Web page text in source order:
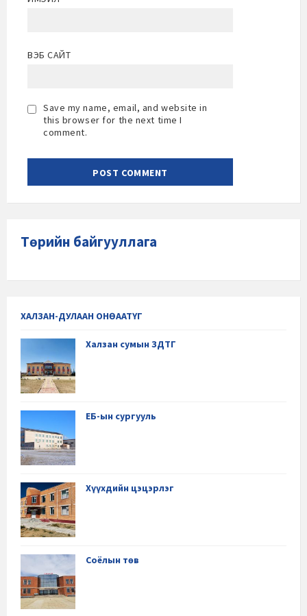
ВЭБ САЙТ
Save my name, email, and website in
this browser for the next time I
comment.
Төрийн байгууллага
ХАЛЗАН-ДУЛААН ОНӨААТҮГ
Халзан сумын ЗДТГ
ЕБ-ын сургууль
Хүүхдийн цэцэрлэг
Соёлын төв